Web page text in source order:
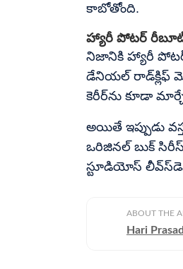
కాబోతోంది.
హ్యారీ పోటర్
నిజానికి హ్యారీ
డేనియల్ రాడ్‌క్లిఫ్
కెరీర్‌ను కూడా
అయితే ఇప్పుడు
ఒరిజినల్ బుక్
స్టూడియోస్
ABOUT THE
Hari